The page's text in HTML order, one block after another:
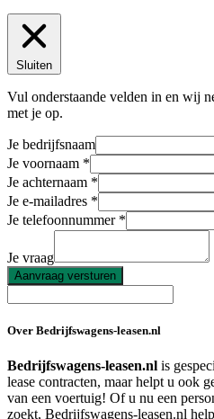
Sluiten
Vul onderstaande velden in en wij
met je op.
Je bedrijfsnaam
Je voornaam
Je achternaam
Je e-mailadres
Je telefoonnummer
Je vraag
Aanvraag versturen
Over Bedrijfswagens-leasen.nl
Bedrijfswagens-leasen.nl is
lease contracten, maar helpt u ook
van een voertuig! Of u nu een
zoekt, Bedrijfswagens-leasen.nl